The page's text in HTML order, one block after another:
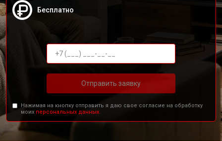
Бесплатно
Отправить заявку
Нажимая на кнопку отправить я даю свое согласие на обработку
моих персональных данных.